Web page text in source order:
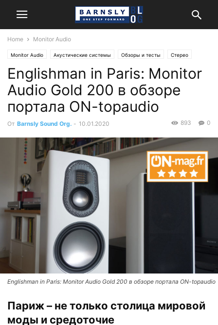
Home Monitor Audio
Monitor Audio Акустические системы Обзоры и тесты Стерео
Englishman in Paris: Monitor
Audio Gold 200 в обзоре
портала ON-topaudio
От Barnsly Sound Org. - 10.01.2020 0
893
Englishman in Paris: Monitor Audio Gold 200 в обзоре портала ON-topaudio
Париж – не только столица мировой
моды и средоточие